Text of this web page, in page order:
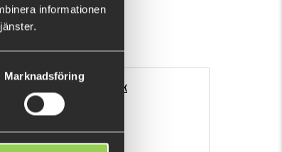
informationen
Marknadsföring
Flatnose Mini 9cm, 10-pack
€12.72